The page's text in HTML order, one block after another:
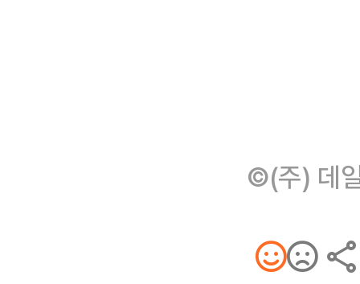
©(주) 데